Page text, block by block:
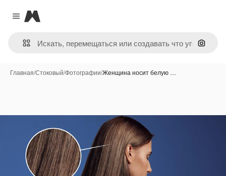
Close menu
Magnific
Поиск
Главная/Стоковый/Фотографии/Женщина носит белую …